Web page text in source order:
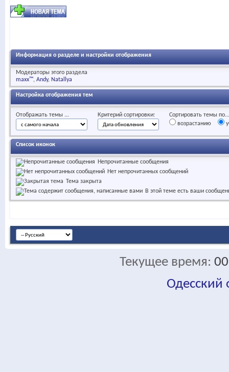
Информация о разделе и настройки отображения
Модераторы этого раздела
maxx™ Andy Natallya
Настройка отображения тем
Отображать темы ... Критерий сортировки:
Сортировать темы по...
возрастанию
Список иконок
Непрочитанные сообщения
Нет непрочитанных сообщений
Тема закрыта
В этой теме есть ваши
Текущее время:
Одесский